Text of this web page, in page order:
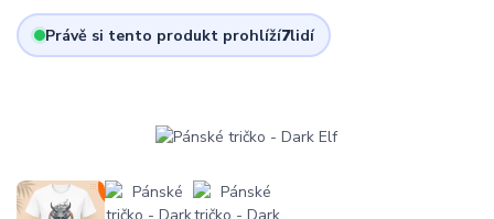
Právě si tento produkt prohlíží7lidí